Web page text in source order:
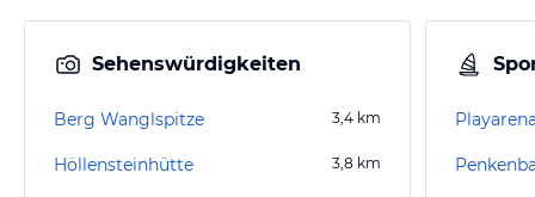
Sehenswürdigkeiten
Berg Wanglspitze 3,4 km
Höllensteinhütte 3,8 km